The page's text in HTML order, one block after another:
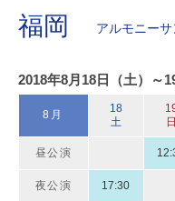
福岡 アルモニー
2018年8月18日（土）～
8月
18
土
日
昼公演
夜公演 17:30